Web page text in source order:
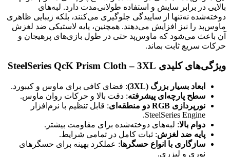
بالایی در برابر سایش و استفاده طولانی‌مدت دارد. لبه‌های
دوخته‌شده نه‌تنها از ساییدگی جلوگیری می‌کنند، بلکه زیبایی ظاهری
ماوس‌پد را نیز افزایش می‌دهند. همچنین، پایه لاستیکی ضد لغزش
آن باعث می‌شود که ماوس‌پد حتی در طول بازی‌های پرهیجان و
حرکات سریع ثابت بماند.
ویژگی‌های کلیدی SteelSeries QcK Prism Cloth – 3XL
ابعاد بسیار بزرگ (3XL)
: فضای کافی برای ماوس و کیبورد.
سطح پارچه‌ای پیشرفته: دقت بالا و حرکات روان ماوس.
نورپردازی RGB دو منطقه‌ای
: قابل تنظیم با نرم‌افزار
SteelSeries Engine.
دوام بالا: لبه‌های دوخته‌شده برای مقاومت بیشتر.
پایه ضد لغزش: ثبات کامل در تمامی شرایط.
سازگاری با انواع حسگرها: عملکرد بهینه برای حسگرهای
نوری و لیزری.